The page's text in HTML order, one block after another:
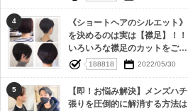
4
《ショートヘアのシルエット》
を決めるのは実は【襟足】！！
いろいろな襟足のカットをご紹
介
188818 2022/05/30
5
【即！お悩み解決】メンズハチ
張りを圧倒的に解消する方法は